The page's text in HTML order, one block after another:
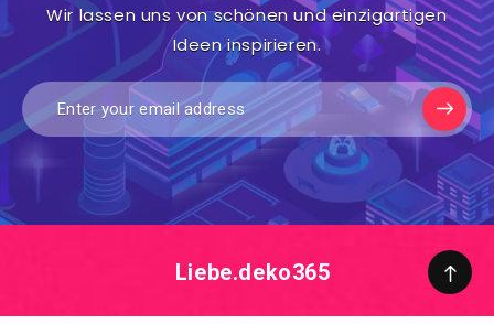
Wir lassen uns von schönen und einzigartigen
Ideen inspirieren.
Liebe.deko365